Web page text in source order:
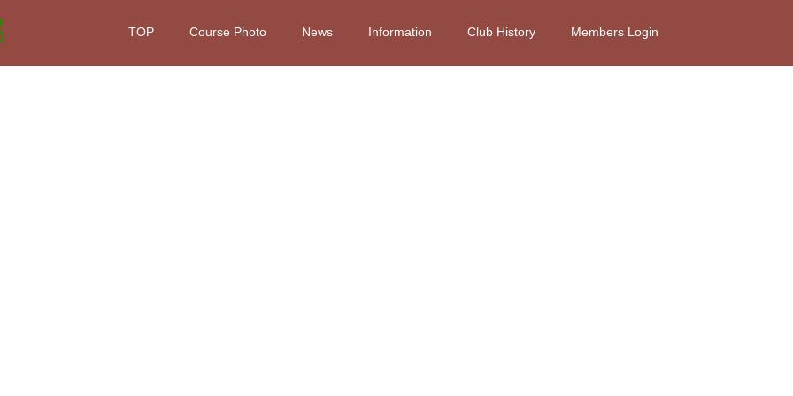
TOP Course Photo News Information Club History Members Login